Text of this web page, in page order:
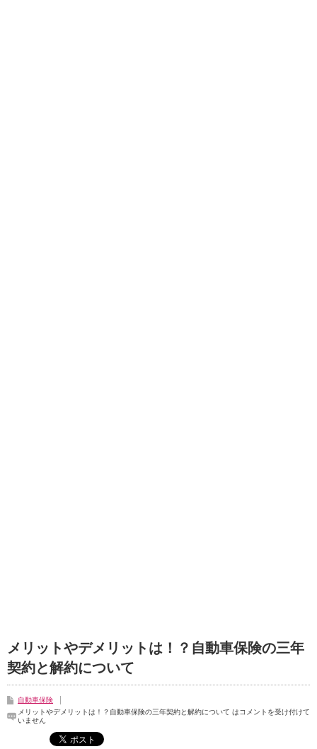
メリットやデメリットは！？自動車保険の三年
契約と解約について
自動車保険
メリットやデメリットは！？自動車保険の三年契約と解約について はコメントを受け付けて
いません